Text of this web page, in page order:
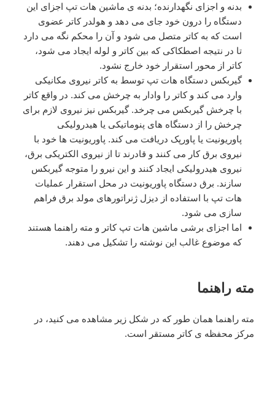
بدنه و اجزای نگهدارنده؛ بدنه ی ماشین هات تپ اجزای این
دستگاه را درون خود جای می دهد و هولدر کاتر عضوی
است که به کاتر متصل می شود و آن را محکم نگه می دارد
تا در نتیجه اصطکاکی که بین کاتر و لوله ایجاد می شود،
کاتر از محور استقرار خود خارج نشود.
گیربکس دستگاه هات تپ توسط به کاتر نیروی مکانیکی
وارد می کند و کاتر را وادار به چرخش می کند. در واقع کاتر
با چرخش گیربکس می چرخد. گیربکس نیز نیروی لازم برای
چرخش را از دستگاه های پنوماتیکی یا هیدرولیکی
پاوریونیت یا پاورپک دریافت می کند. پاوریونیت ها خود با
نیروی برق کار می کنند و قادرند تا از نیروی الکتریکی برق،
نیروی هیدرولیکی ایجاد کنند و این نیرو را متوجه گیربکس
سازند. برق دستگاه پاوریونیت در محل استقرار عملیات
هات تپ با استفاده از دیزل ژنراتورهای مولد برق فراهم
سازی می شود.
اما اجزای برشی ماشین هات تپ کاتر و مته راهنما هستند
که موضوع غالب این نوشته را تشکیل می دهند.
مته راهنما
مته راهنما همان طور که در شکل زیر مشاهده می کنید، در
مرکز محفظه ی کاتر مستقر است.